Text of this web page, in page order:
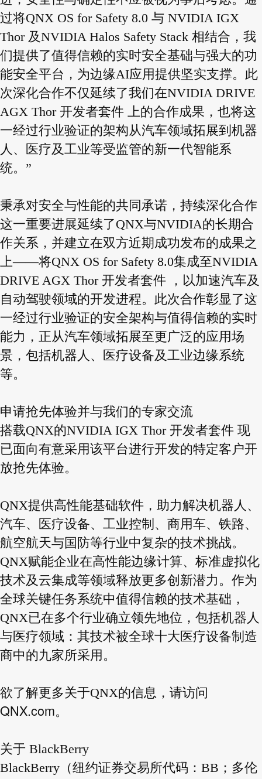
过将QNX OS for Safety 8.0 与 NVIDIA IGX
Thor 及NVIDIA Halos Safety Stack 相结合，我
们提供了值得信赖的实时安全基础与强大的功
能安全平台，为边缘AI应用提供坚实支撑。此
次深化合作不仅延续了我们在NVIDIA DRIVE
AGX Thor 开发者套件 上的合作成果，也将这
一经过行业验证的架构从汽车领域拓展到机器
人、医疗及工业等受监管的新一代智能系
统。”
秉承对安全与性能的共同承诺，持续深化合作
这一重要进展延续了QNX与NVIDIA的长期合
作关系，并建立在双方近期成功发布的成果之
上——将QNX OS for Safety 8.0集成至NVIDIA
DRIVE AGX Thor 开发者套件 ，以加速汽车及
自动驾驶领域的开发进程。此次合作彰显了这
一经过行业验证的安全架构与值得信赖的实时
能力，正从汽车领域拓展至更广泛的应用场
景，包括机器人、医疗设备及工业边缘系统
等。
申请抢先体验并与我们的专家交流
搭载QNX的NVIDIA IGX Thor 开发者套件 现
已面向有意采用该平台进行开发的特定客户开
放抢先体验。
QNX提供高性能基础软件，助力解决机器人、
汽车、医疗设备、工业控制、商用车、铁路、
航空航天与国防等行业中复杂的技术挑战。
QNX赋能企业在高性能边缘计算、标准虚拟化
技术及云集成等领域释放更多创新潜力。作为
全球关键任务系统中值得信赖的技术基础，
QNX已在多个行业确立领先地位，包括机器人
与医疗领域：其技术被全球十大医疗设备制造
商中的九家所采用。
欲了解更多关于QNX的信息，请访问
QNX.com。
关于 BlackBerry
BlackBerry（纽约证券交易所代码：BB；多伦